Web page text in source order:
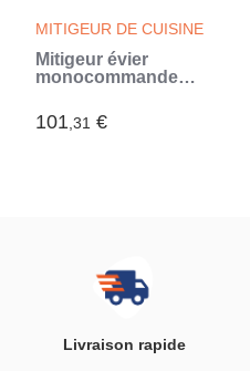
MITIGEUR DE CUISINE
Mitigeur évier
monocommande
GROHE - Bec tube
pivotant médium -
101,31 €
Livraison rapide